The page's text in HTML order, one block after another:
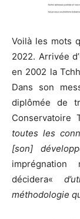
Voilà les mots
2022. Arrivée
en 2002 la
Dans son
diplômée de
toutes les
[son]
décidera«
méthodologie